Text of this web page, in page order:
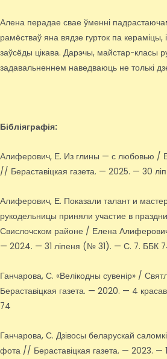
Алена перадае свае ўменні
рамёстваў яна вядзе гурток па кераміцы,
заўсёды цікава. Дарэчы, майстар-класы
задавальненнем наведваюць не толькі
Бібліяграфія:
Алиферович, Е. Из глины — с любовью /
// Бераставіцкая газета. — 2025. — 30
Алиферович, Е. Показали талант и
рукодельницы приняли участие в
Свислочском районе / Елена
— 2024. — 31 ліпеня (№ 31). — С. 7. ББК
Ганчарова, С. «Велікодны сувенір» /
Бераставіцкая газета. — 2020. — 4
74
Ганчарова, С. Дзівосы беларускай
фота // Бераставіцкая газета. — 2023.